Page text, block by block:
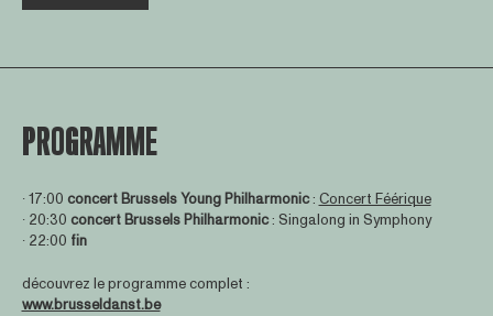
PROGRAMME
∙ 17:00 concertBrussels Young Philharmonic: Concert Féérique
∙ 20:30 concertBrussels Philharmonic: Singalong in Symphony
∙ 22:00 fin
découvrez le programme complet :
www.brusseldanst.be